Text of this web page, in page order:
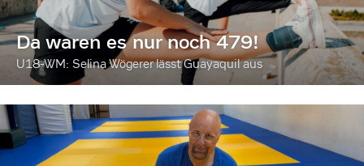
Da waren es nur noch 479!
U18-WM: Selina Wögerer lässt Guayaquil aus